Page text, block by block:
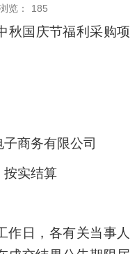
览： 185
秋国庆节福利采购项
商务有限公司
按实结算
作日，各有关当事人